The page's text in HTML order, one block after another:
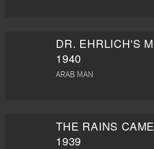
1940
ARAB MAN
THE RAINS CAME
1939